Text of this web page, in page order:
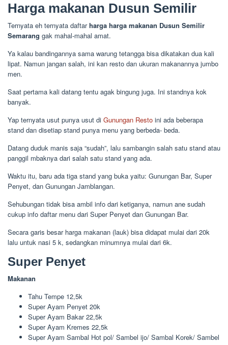
Harga makanan Dusun Semilir
Ternyata eh ternyata daftarharga harga makanan Dusun Semilir
Semarang gak mahal-mahal amat.
Ya kalau bandingannya sama warung tetangga bisa dikatakan dua kali
lipat. Namun jangan salah, ini kan resto dan ukuran makanannya jumbo
men.
Saat pertama kali datang tentu agak bingung juga. Ini standnya kok
banyak.
Yap ternyata usut punya usut di Gunungan Resto ini ada beberapa
stand dan disetiap stand punya menu yang berbeda- beda.
Datang duduk manis saja “sudah”, lalu sambangin salah satu stand atau
panggil mbaknya dari salah satu stand yang ada.
Waktu itu, baru ada tiga stand yang buka yaitu: Gunungan Bar, Super
Penyet, dan Gunungan Jamblangan.
Sehubungan tidak bisa ambil info dari ketiganya, namun ane sudah
cukup info daftar menu dari Super Penyet dan Gunungan Bar.
Secara garis besar harga makanan (lauk) bisa didapat mulai dari 20k
lalu untuk nasi 5 k, sedangkan minumnya mulai dari 6k.
Super Penyet
Makanan
Tahu Tempe 12,5k
Super Ayam Penyet 20k
Super Ayam Bakar 22,5k
Super Ayam Kremes 22,5k
Super Ayam Sambal Hot pol/ Sambel ijo/ Sambal Korek/ Sambel